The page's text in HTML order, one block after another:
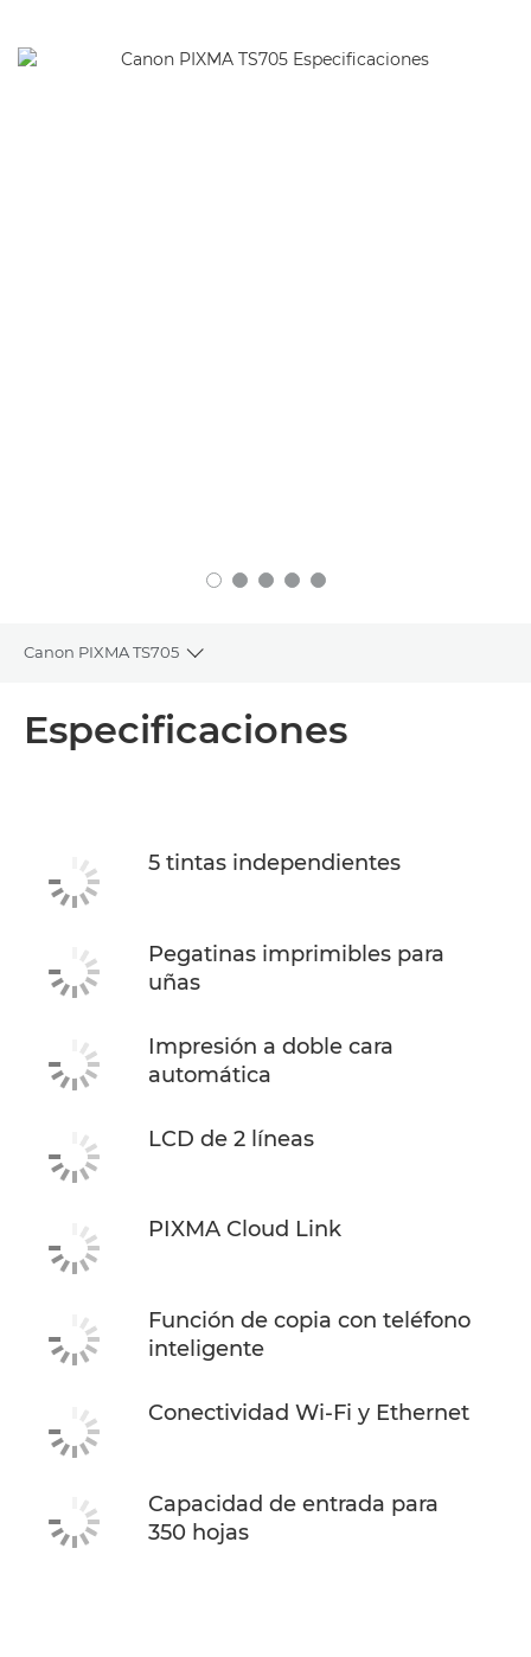
Canon PIXMA TS705
Toggle breadcrumbs
Descripción general
COMPRAR TINTA
Especificaciones
5 tintas independientes
Pegatinas imprimibles para
uñas
Impresión a doble cara
automática
LCD de 2 líneas
PIXMA Cloud Link
Función de copia con teléfono
inteligente
Conectividad Wi-Fi y Ethernet
Capacidad de entrada para
350 hojas